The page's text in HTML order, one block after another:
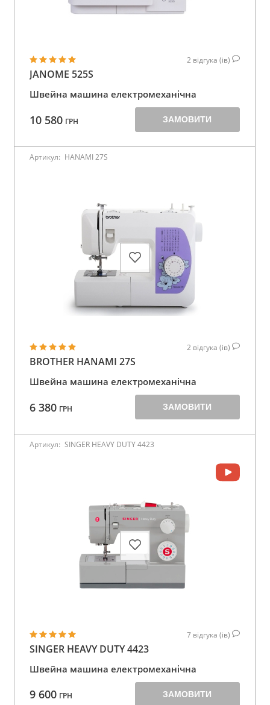
2 відгука (ів)
JANOME 525S
Швейна машина електромеханічна
10 580 ГРН ЗАМОВИТИ
Артикул: HANAMI 27S
2 відгука (ів)
BROTHER HANAMI 27S
Швейна машина електромеханічна
6 380 ГРН ЗАМОВИТИ
Артикул: SINGER HEAVY DUTY 4423
7 відгука (ів)
SINGER HEAVY DUTY 4423
Швейна машина електромеханічна
9 600 ГРН ЗАМОВИТИ